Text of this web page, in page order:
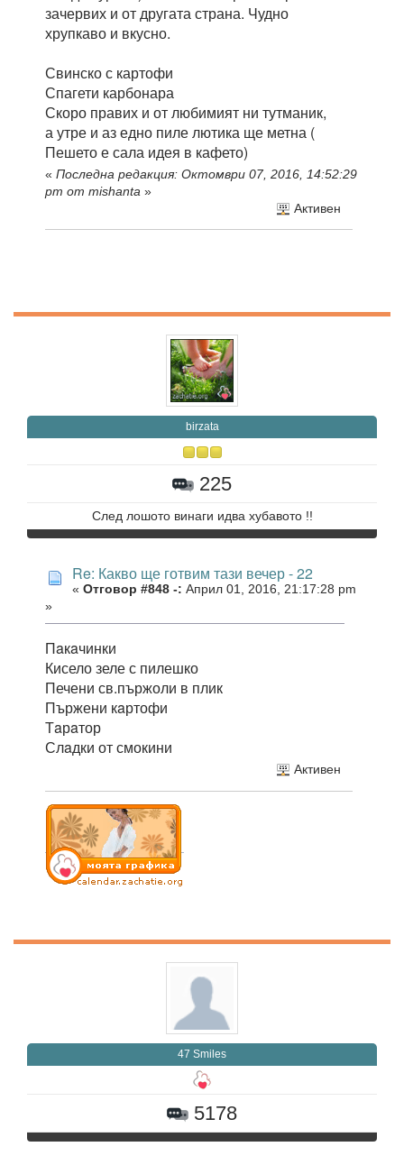
зачервих и от другата страна. Чудно
хрупкаво и вкусно.
Свинско с картофи
Спагети карбонара
Скоро правих и от любимият ни тутманик,
а утре и аз едно пиле лютика ще метна (
Пешето е сала идея в кафето)
« Последна редакция: Октомври 07, 2016, 14:52:29
pm от mishanta »
Активен
birzata
225
След лошото винаги идва хубавото !!
Re: Какво ще готвим тази вечер - 22
« Отговор #848 -: Април 01, 2016, 21:17:28 pm
»
Пaкaчинки
Кисело зеле с пилешко
Печени св.пържоли в плик
Пържени кaртофи
Тaрaтор
Слaдки от смокини
Активен
47 Smiles
5178